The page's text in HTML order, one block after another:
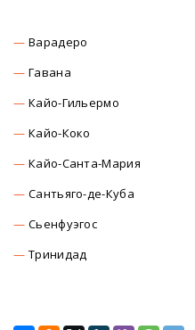
Варадеро
Гавана
Кайо-Гильермо
Кайо-Коко
Кайо-Санта-Мария
Сантьяго-де-Куба
Сьенфуэгос
Тринидад